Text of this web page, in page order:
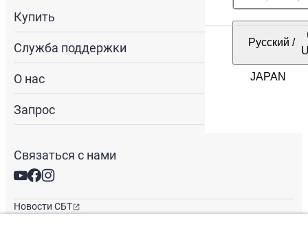
Русский /
Купить
Служба поддержки
О нас
Запрос
Связаться с нами
Новости СБТ